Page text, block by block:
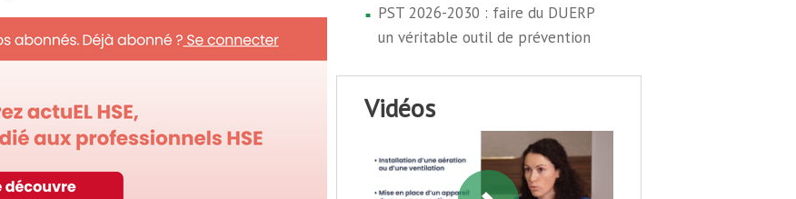
PST 2026-2030 : faire du DUERP
un véritable outil de prévention
vidéos